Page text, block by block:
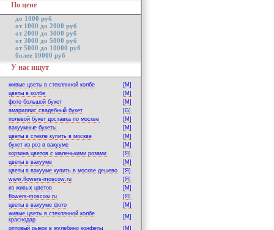
По цене
до 1000 руб
от 1000 до 2000 руб
от 2000 до 3000 руб
от 3000 до 5000 руб
от 5000 до 10000 руб
более 10000 руб
У нас ищут
живые цветы в стеклянной колбе
[M]
цветы в колбе
[M]
фото большой букет
[M]
амариллис свадебный букет
[G]
полевой букет доставка по москве
[M]
вакуумные букеты
[M]
цветы в стекле купить в москве
[M]
букет из роз в вакууме
[M]
корзина цветов с маленькими розами
[Я]
цветы в вакууме
[M]
цветы в вакууме купить в москве дешево
[Я]
www.flowers-moscow.ru
[Я]
из живых цветов
[M]
flowers-moscow.ru
[Я]
цветы в вакууме фото
[M]
живые цветы в стеклянной колбе
краснодар
[M]
оптовый рынок в жулебино конфеты
[M]